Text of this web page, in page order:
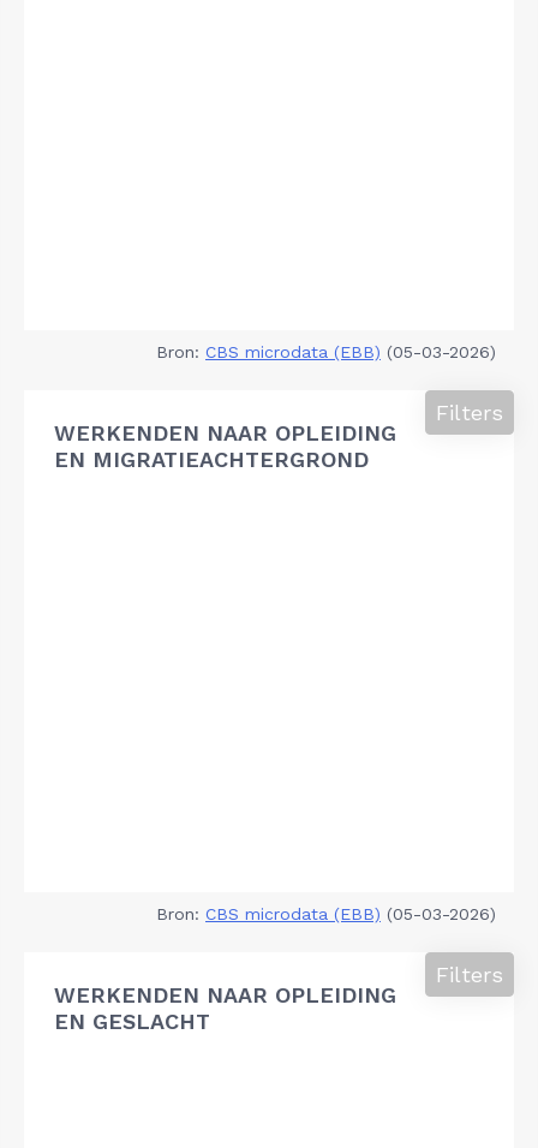
Bron: CBS microdata (EBB) (05-03-2026)
WERKENDEN NAAR OPLEIDING
EN MIGRATIEACHTERGROND
Filters
Bron: CBS microdata (EBB) (05-03-2026)
WERKENDEN NAAR OPLEIDING
EN GESLACHT
Filters